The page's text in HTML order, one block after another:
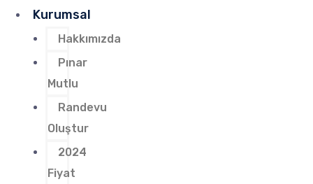
Kurumsal
Hakkımızda
Pınar
Mutlu
Randevu
Oluştur
2024
Fiyat